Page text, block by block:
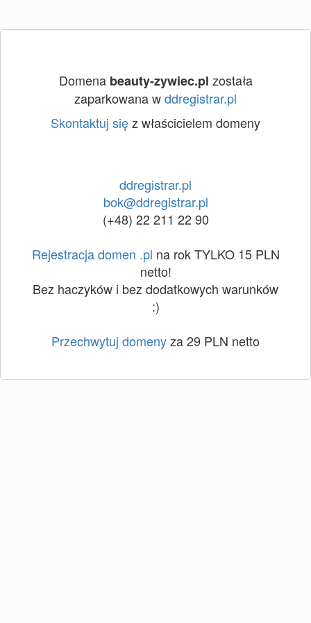
Domena beauty-zywiec.pl została
zaparkowana wddregistrar.pl
Skontaktuj sięz właścicielem domeny
ddregistrar.pl
bok@ddregistrar.pl
(+48) 22 211 22 90
Rejestracja domen .pl na rok TYLKO 15 PLN
netto!
Bez haczyków i bez dodatkowych warunków
:)
Przechwytuj domenyza 29 PLN netto